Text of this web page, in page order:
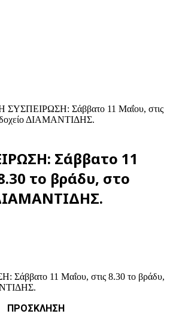
ΣΥΣΠΕΙΡΩΣΗ: Σάββατο 11 Μαΐου, στις
ΔΙΑΜΑΝΤΙΔΗΣ.
Σάββατο 11
το βράδυ, στο
ΠΡΟΣΚΛΗΣΗ